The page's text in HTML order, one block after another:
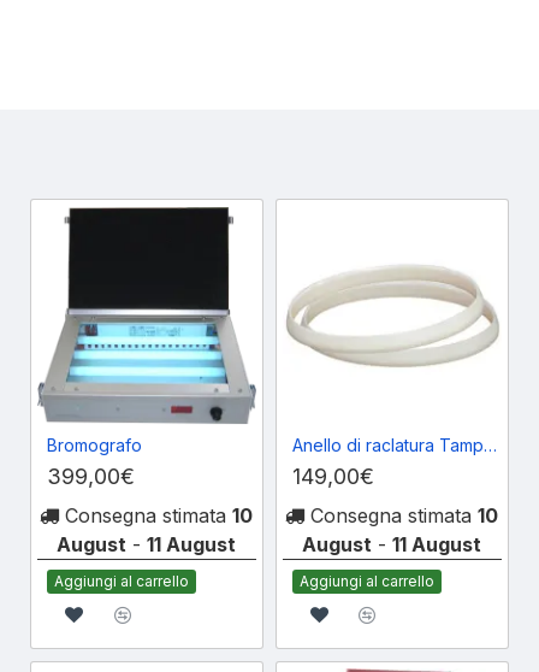
Bromografo
399,00€
Consegna stimata10
August -11 August
Aggiungi al carrello
Anello di raclatura Tampografica 70mm
149,00€
Consegna stimata10
August -11 August
Aggiungi al carrello